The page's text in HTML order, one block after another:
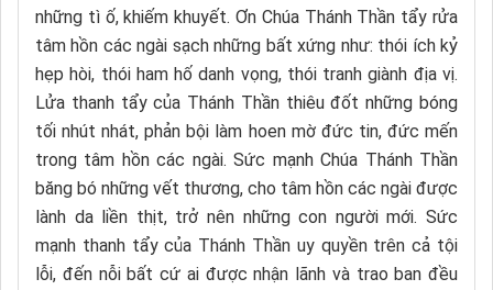
những tì ố, khiếm khuyết. Ơn Chúa Thánh Thần tẩy rửa
tâm hồn các ngài sạch những bất xứng như: thói ích kỷ
hẹp hòi, thói ham hố danh vọng, thói tranh giành địa vị.
Lửa thanh tẩy của Thánh Thần thiêu đốt những bóng
tối nhút nhát, phản bội làm hoen mờ đức tin, đức mến
trong tâm hồn các ngài. Sức mạnh Chúa Thánh Thần
băng bó những vết thương, cho tâm hồn các ngài được
lành da liền thịt, trở nên những con người mới. Sức
mạnh thanh tẩy của Thánh Thần uy quyền trên cả tội
lỗi, đến nỗi bất cứ ai được nhận lãnh và trao ban đều